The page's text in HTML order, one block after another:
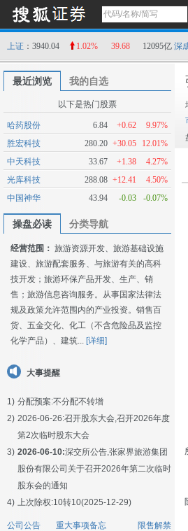
上证 ：3940.04 1.02% 39.68 12095亿 深
最近浏览 我的自选
以下是热门股票
哈药股份 6.84 +0.62
9.97%
胜宏科技
280.20 +30.05
12.01%
中天科技
33.67 +1.38
4.27%
光库科技
288.08 +12.41
4.50%
中国神华
43.94 -0.03 -0.07%
操盘必读 分类导航
经营范围： 旅游资源开发、旅游基础设施
建设、旅游配套服务、与旅游有关的高科
技开发；旅游环保产品开发、生产、销
售；旅游信息咨询服务。从事国家法律法
规及政策允许范围内的产业投资。销售百
货、五金交化、化工（不含危险品及监控
化学产品）、建筑... [详细]
大事提醒
1) 分配预案:不分配不转增
2) 2026-06-26:召开股东大会,召开2026年度
第2次临时股东大会
3) 2026-06-10:深交所公告,张家界旅游集团
股份有限公司关于召开2026年第二次临时
股东会的通知
4) 上次除权:10转10(2025-12-29)
公司公告 重大事项备忘
限售解禁